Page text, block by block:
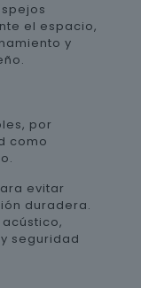
el espacio,
y
por
como
evitar
duradera.
seguridad